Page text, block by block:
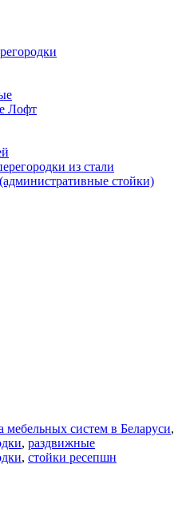
Лофт
из стали
стойки)
мебельных систем в Беларуси,
, раздвижные
, стойки ресепшн